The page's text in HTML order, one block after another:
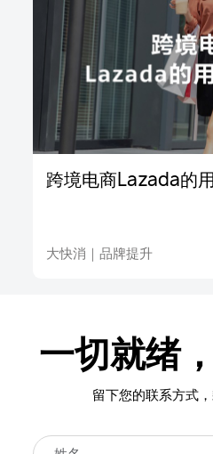
跨境电商Lazada的
大快消 ｜品牌提升
一切就绪
留下您的联系方式